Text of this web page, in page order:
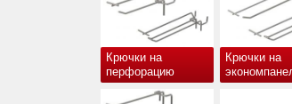
Крючки на
перфорацию
Крючки на